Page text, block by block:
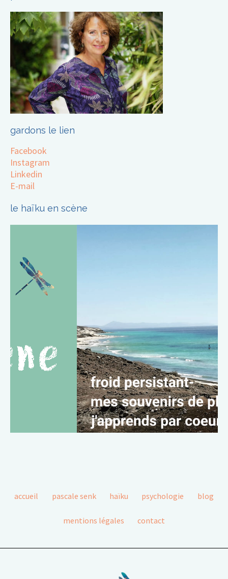
gardons le lien
Facebook
Instagram
Linkedin
E-mail
le haïku en scène
accueil pascale senk haïku psychologie blog
mentions légales contact